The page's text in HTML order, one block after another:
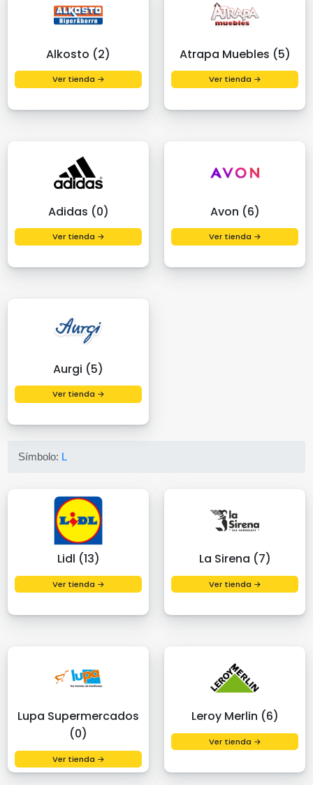
Alkosto (2)
Ver tienda →
Atrapa Muebles (5)
Ver tienda →
Adidas (0)
Ver tienda →
Avon (6)
Ver tienda →
Aurgi (5)
Ver tienda →
Símbolo: L
Lidl (13)
Ver tienda →
La Sirena (7)
Ver tienda →
Lupa Supermercados
(0)
Ver tienda →
Leroy Merlin (6)
Ver tienda →